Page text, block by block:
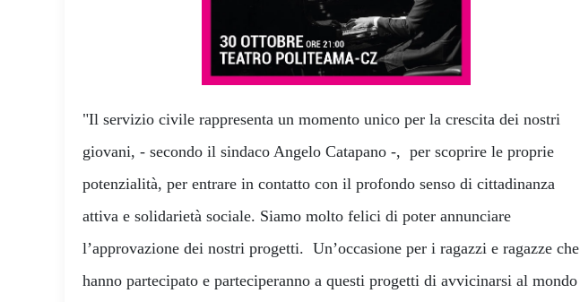
"Il servizio civile rappresenta un momento unico per la crescita dei nostri
giovani, - secondo il sindaco Angelo Catapano -, per scoprire le proprie
potenzialità, per entrare in contatto con il profondo senso di cittadinanza
attiva e solidarietà sociale. Siamo molto felici di poter annunciare
l’approvazione dei nostri progetti. Un’occasione per i ragazzi e ragazze che
hanno partecipato e parteciperanno a questi progetti di avvicinarsi al mondo